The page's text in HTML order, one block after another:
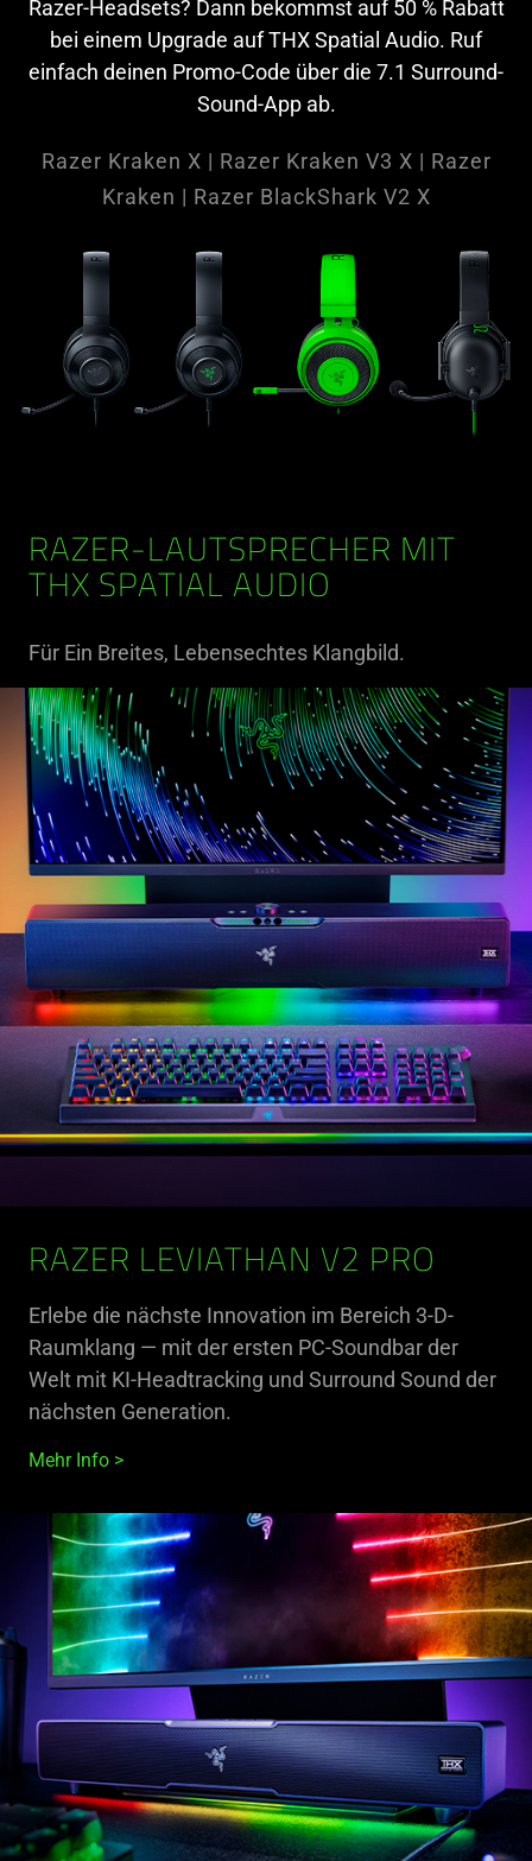
Razer Kraken X | Razer Kraken V3 X | Razer
Kraken | Razer BlackShark V2 X
Razer-Headsets? Dann bekommst auf 50 % Rabatt
bei einem Upgrade auf THX Spatial Audio. Ruf
einfach deinen Promo-Code über die 7.1 Surround-
Sound-App ab.
RAZER-LAUTSPRECHER MIT
THX SPATIAL AUDIO
Für Ein Breites, Lebensechtes Klangbild.
RAZER LEVIATHAN V2 PRO
Erlebe die nächste Innovation im Bereich 3-D-
Raumklang — mit der ersten PC-Soundbar der
Welt mit KI-Headtracking und Surround Sound der
nächsten Generation.
Mehr Info